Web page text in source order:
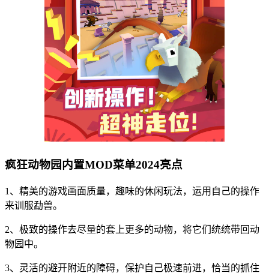
疯狂动物园内置MOD菜单2024亮点
1、精美的游戏画面质量，趣味的休闲玩法，运用自己的操作
来训服勐兽。
2、极致的操作去尽量的套上更多的动物，将它们统统带回动
物园中。
3、灵活的避开附近的障碍，保护自己极速前进，恰当的抓住